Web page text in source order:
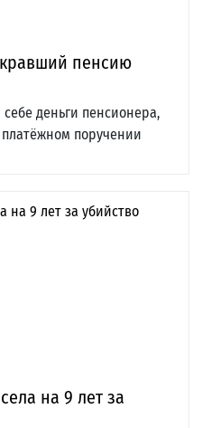
пенсию
деньги пенсионера,
поручении
на 9 лет за